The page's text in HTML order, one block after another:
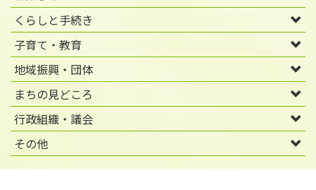
くらしと手続き
子育て・教育
地域振興・団体
まちの見どころ
行政組織・議会
その他